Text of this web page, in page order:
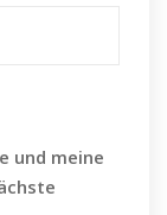
und meine